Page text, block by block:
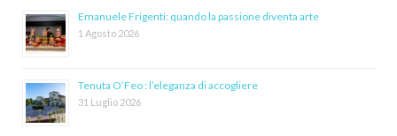
Emanuele Frigenti: quando la passione diventa arte
1 Agosto 2026
Tenuta O’Feo : l’eleganza di accogliere
31 Luglio 2026